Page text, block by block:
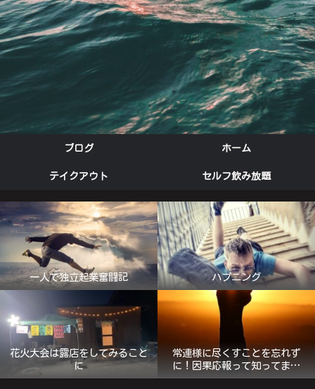
ブログ ホーム
テイクアウト セルフ飲み放題
一人で独立起業奮闘記 ハプニング
花火大会は露店をしてみること
に
常連様に尽くすことを忘れず
に！因果応報って知ってます
か？